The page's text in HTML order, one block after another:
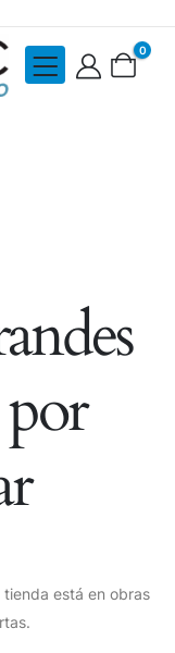
0
está en obras